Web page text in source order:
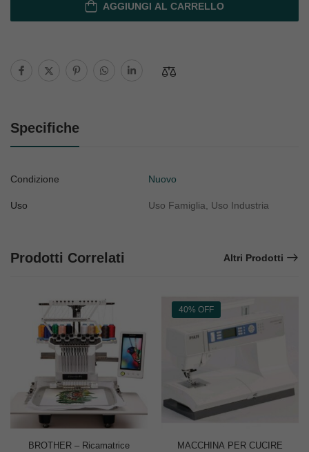
AGGIUNGI AL CARRELLO
Specifiche
Condizione Nuovo
Uso Uso Famiglia, Uso Industria
Prodotti Correlati Altri Prodotti
BROTHER – Ricamatrice
40% OFF
MACCHINA PER CUCIRE